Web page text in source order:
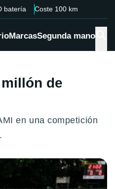
batería Coste 100 km
MarcasSegunda mano
de
en una competición